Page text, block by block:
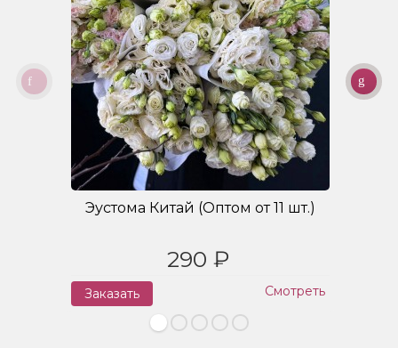
Эустома Китай (Оптом от 11 шт.)
290 ₽
Заказать Смотреть